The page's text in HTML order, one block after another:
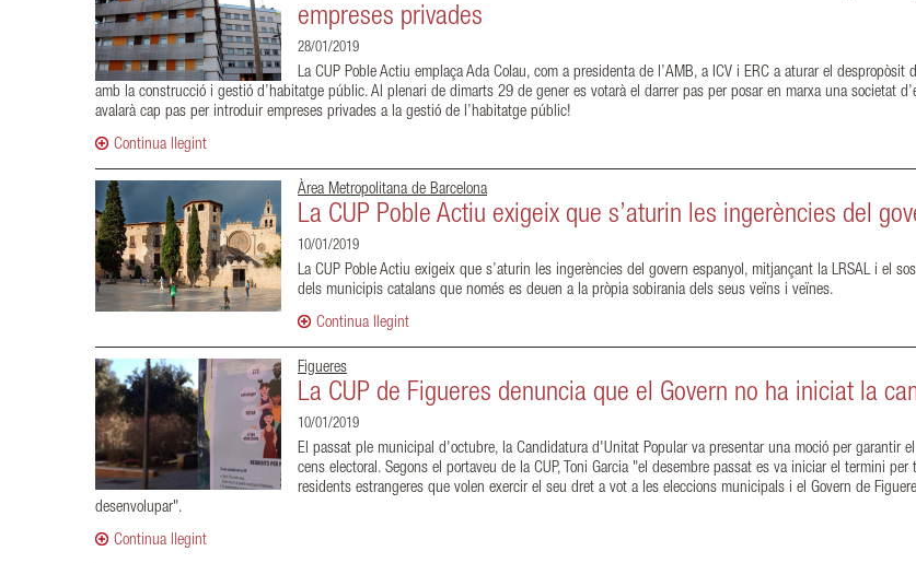
empreses privades
28/01/2019
La CUP Poble Actiu emplaça Ada Colau, com a presidenta de l’AMB, a ICV i ERC a aturar el
amb la construcció i gestió d’habitatge públic. Al plenari de dimarts 29 de gener es votarà el darrer pas per posar en marxa una societat
avalarà cap pas per introduir empreses privades a la gestió de l’habitatge públic!
Continua llegint
Àrea Metropolitana de Barcelona
La CUP Poble Actiu exigeix que s’aturin les ingerències del
10/01/2019
La CUP Poble Actiu exigeix que s’aturin les ingerències del govern espanyol, mitjançant la LRSAL i el
dels municipis catalans que només es deuen a la pròpia sobirania dels seus veïns i veïnes.
Continua llegint
Figueres
La CUP de Figueres denuncia que el Govern no ha iniciat la
10/01/2019
El passat ple municipal d'octubre, la Candidatura d'Unitat Popular va presentar una moció per garantir
cens electoral. Segons el portaveu de la CUP, Toni Garcia "el desembre passat es va iniciar el termini
residents estrangeres que volen exercir el seu dret a vot a les eleccions municipals i el Govern de
desenvolupar".
Continua llegint